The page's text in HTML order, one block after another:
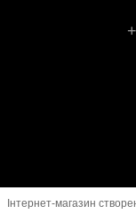
Інтернет-магазин